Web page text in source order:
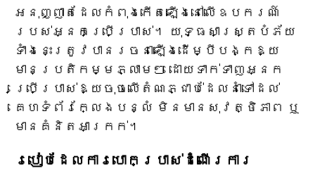
អនុញ្ញាតដែលកំពុងកើតឡើងនៅលើឧបករណ៍
របស់អ្នកប្រើប្រាស់។ យុទ្ធសាស្ត្របំភ័យ
ទាំងនេះត្រូវបានរចនាឡើងដើម្បីបង្កឱ្យ
មានប្រតិកម្មភ្លាមៗ ដោយទាក់ទាញអ្នក
ប្រើប្រាស់ឱ្យចុចលើតំណភ្ជាប់ដែលនាំទៅដល់
គេហទំព័រក្លែងបន្លំ មិនមានសុវត្ថិភាព ឬ
មានគំនិតអាក្រក់។
របៀបដែលការបោកប្រាស់ដំណើរការ